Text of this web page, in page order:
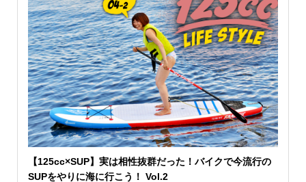
【125cc×SUP】実は相性抜群だった！バイクで今流行の
SUPをやりに海に行こう！ Vol.2